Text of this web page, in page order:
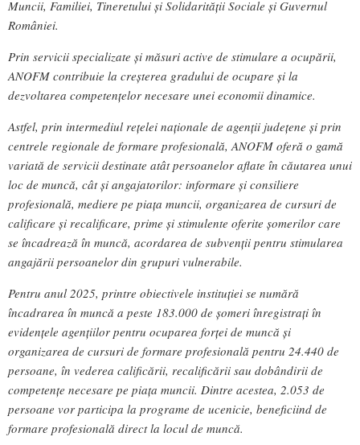
Muncii, Familiei, Tineretului și Solidarității Sociale și Guvernul
României.
Prin servicii specializate și măsuri active de stimulare a ocupării,
ANOFM contribuie la creșterea gradului de ocupare și la
dezvoltarea competențelor necesare unei economii dinamice.
Astfel, prin intermediul rețelei naționale de agenții județene și prin
centrele regionale de formare profesională, ANOFM oferă o gamă
variată de servicii destinate atât persoanelor aflate în căutarea unui
loc de muncă, cât și angajatorilor: informare și consiliere
profesională, mediere pe piața muncii, organizarea de cursuri de
calificare și recalificare, prime și stimulente oferite șomerilor care
se încadrează în muncă, acordarea de subvenții pentru stimularea
angajării persoanelor din grupuri vulnerabile.
Pentru anul 2025, printre obiectivele instituției se numără
încadrarea în muncă a peste 183.000 de șomeri înregistrați în
evidențele agențiilor pentru ocuparea forței de muncă și
organizarea de cursuri de formare profesională pentru 24.440 de
persoane, în vederea calificării, recalificării sau dobândirii de
competențe necesare pe piața muncii. Dintre acestea, 2.053 de
persoane vor participa la programe de ucenicie, beneficiind de
formare profesională direct la locul de muncă.